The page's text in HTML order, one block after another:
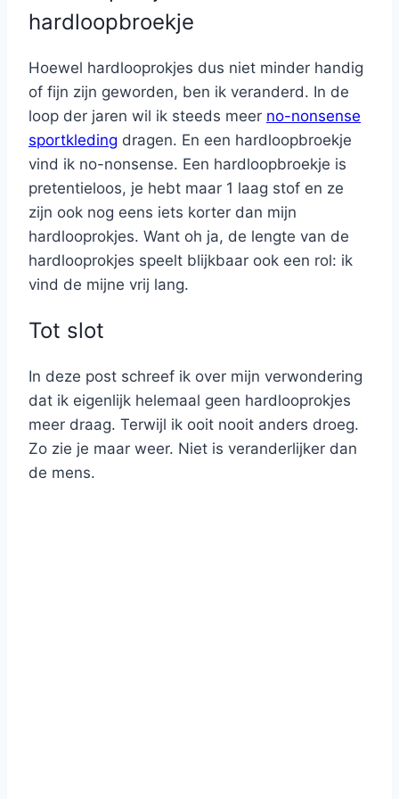
hardloopbroekje
Hoewel hardlooprokjes dus niet minder handig
of fijn zijn geworden, ben ik veranderd. In de
loop der jaren wil ik steeds meer no-nonsense
sportkleding dragen. En een hardloopbroekje
vind ik no-nonsense. Een hardloopbroekje is
pretentieloos, je hebt maar 1 laag stof en ze
zijn ook nog eens iets korter dan mijn
hardlooprokjes. Want oh ja, de lengte van de
hardlooprokjes speelt blijkbaar ook een rol: ik
vind de mijne vrij lang.
Tot slot
In deze post schreef ik over mijn verwondering
dat ik eigenlijk helemaal geen hardlooprokjes
meer draag. Terwijl ik ooit nooit anders droeg.
Zo zie je maar weer. Niet is veranderlijker dan
de mens.